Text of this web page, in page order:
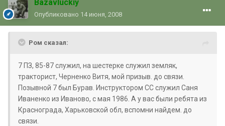
Bazavluckiy
Опубликовано 14 июня, 2008
Ром сказал:
7 ПЗ, 85-87 служил, на шестерке служил земляк,
тракторист, Черненко Витя, мой призыв. до связи.
Позывной 7 был Бурав. Инструктором СС служил Саня
Иваненко из Иваново, с мая 1986. А у вас были ребята из
Краснограда, Харьковской обл, вспомни найдем. до
связи.